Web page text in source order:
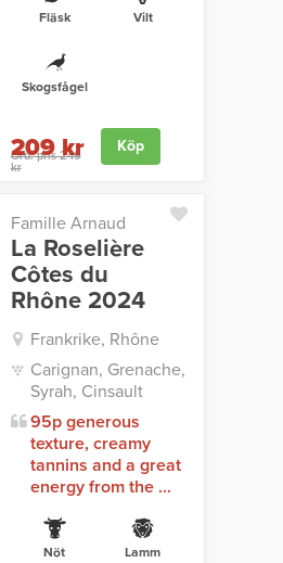
Fläsk Vilt
Skogsfågel
Ord. pris 249
kr
209 kr Köp
Famille Arnaud
La Roselière
Côtes du
Rhône 2024
Frankrike, Rhône
Carignan, Grenache,
Syrah, Cinsault
95p generous
texture, creamy
tannins and a great
energy from the ...
Nöt Lamm